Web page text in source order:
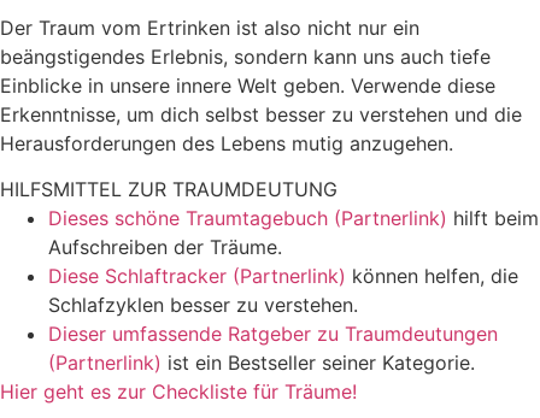
Der Traum vom Ertrinken ist also nicht nur ein
beängstigendes Erlebnis, sondern kann uns auch tiefe
Einblicke in unsere innere Welt geben. Verwende diese
Erkenntnisse, um dich selbst besser zu verstehen und die
Herausforderungen des Lebens mutig anzugehen.
HILFSMITTEL ZUR TRAUMDEUTUNG
Dieses schöne Traumtagebuch (Partnerlink) hilft beim
Aufschreiben der Träume.
Diese Schlaftracker (Partnerlink) können helfen, die
Schlafzyklen besser zu verstehen.
Dieser umfassende Ratgeber zu Traumdeutungen
(Partnerlink) ist ein Bestseller seiner Kategorie.
Hier geht es zur Checkliste für Träume!